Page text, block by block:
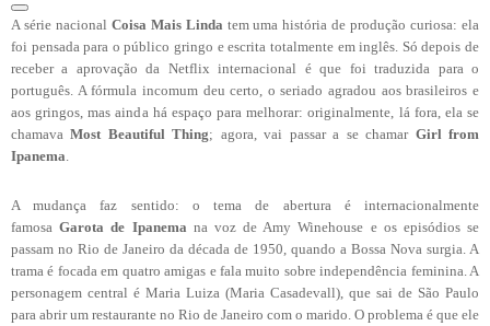
A série nacional Coisa Mais Linda tem uma história de produção curiosa: ela
foi pensada para o público gringo e escrita totalmente em inglês. Só depois de
receber a aprovação da Netflix internacional é que foi traduzida para o
português. A fórmula incomum deu certo, o seriado agradou aos brasileiros e
aos gringos, mas ainda há espaço para melhorar: originalmente, lá fora, ela se
chamavaMost Beautiful Thing; agora, vai passar a se chamar Girl from
Ipanema
A mudança faz sentido: o tema de abertura é internacionalmente
famosaGarota de Ipanema na voz de Amy Winehouse e os episódios se
passam no Rio de Janeiro da década de 1950, quando a Bossa Nova surgia. A
trama é focada em quatro amigas e fala muito sobre independência feminina. A
personagem central é Maria Luiza (Maria Casadevall), que sai de São Paulo
para abrir um restaurante no Rio de Janeiro com o marido. O problema é que ele